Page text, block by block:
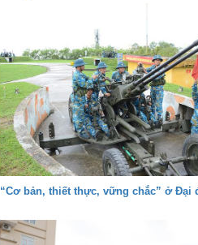
“Cơ bản, thiết thực, vững chắc” ở Đại